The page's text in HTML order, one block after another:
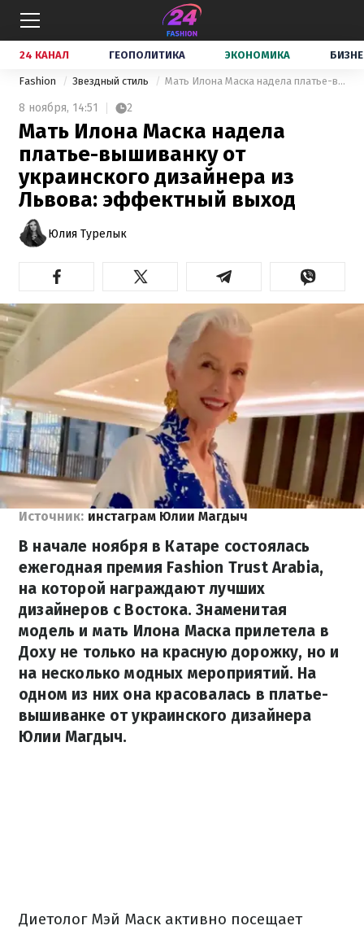
24 КАНАЛ ГЕОПОЛИТИКА ЭКОНОМИКА
Fashion Звездный стиль Мать Илона Маска надела платье-вышиванку от украинского дизайнера из Львова: эффектный выход
8 ноября, 14:51 2
Мать Илона Маска надела
платье-вышиванку от
украинского дизайнера из
Львова: эффектный выход
Юлия Турелык
Источник: инстаграм Юлии Магдыч
В начале ноября в Катаре состоялась
ежегодная премия Fashion Trust Arabia,
на которой награждают лучших
дизайнеров с Востока. Знаменитая
модель и мать Илона Маска прилетела в
Доху не только на красную дорожку, но и
на несколько модных мероприятий. На
одном из них она красовалась в платье-
вышиванке от украинского дизайнера
Юлии Магдыч.
Диетолог Мэй Маск активно посещает